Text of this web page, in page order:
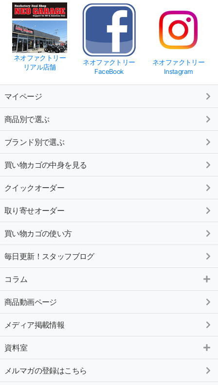
ネオファクトリー
リアル店舗
ネオファクトリー
FaceBook
ネオファクトリー
Instagram
マイページ
商品別で選ぶ
ブランド別で選ぶ
買い物カゴの中身を見る
クイックオーダー
取り寄せオーダー
買い物カゴの使い方
毎日更新！スタッフブログ
コラム
商品動画ページ
メディア掲載情報
資料室
メルマガの登録はこちら